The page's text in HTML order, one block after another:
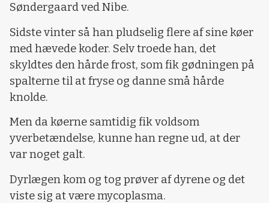
Søndergaard ved Nibe.
Sidste vinter så han pludselig flere af sine køer
med hævede koder. Selv troede han, det
skyldtes den hårde frost, som fik gødningen på
spalterne til at fryse og danne små hårde
knolde.
Men da køerne samtidig fik voldsom
yverbetændelse, kunne han regne ud, at der
var noget galt.
Dyrlægen kom og tog prøver af dyrene og det
viste sig at være mycoplasma.